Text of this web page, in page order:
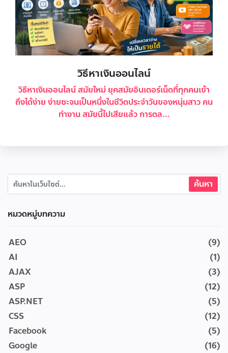
วิธีหาเงินออนไลน์
วิธีหาเงินออนไลน์ สมัยใหม่ ยุคสมัยอินเตอร์เน็ตที่ทุกคนเข้า
ถึงได้ง่าย ง่ายซะจนเป็นหนึ่งในชีวิตประจำวันของหนุ่มสาว คน
ทำงาน สมัยนี้ไปเสียแล้ว การตล...
หมวดหมู่บทความ
AEO
(9)
AI
(1)
AJAX
(3)
ASP
(12)
ASP.NET
(5)
CSS
(12)
Facebook
(5)
Google
(16)